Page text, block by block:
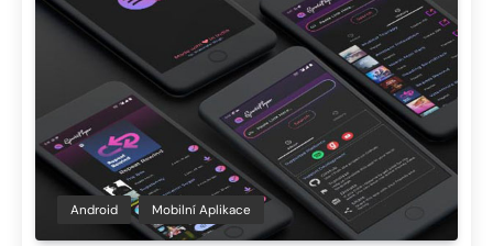
Android Mobilní Aplikace